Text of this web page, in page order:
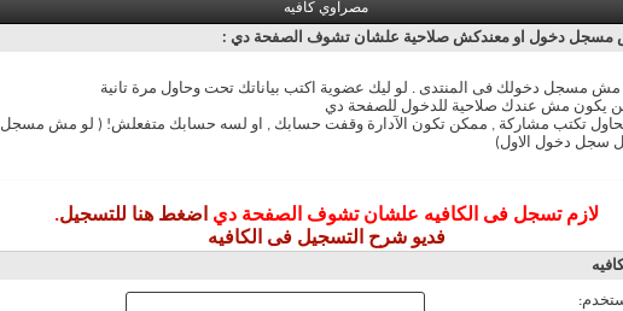
مصراوي كافيه
مسجل دخول او معندكش صلاحية علشان تشوف الصفحة دي :
مش مسجل دخولك فى المنتدى . لو ليك عضوية اكتب بياناتك تحت وحاول مرة تانية
يكون مش عندك صلاحية للدخول للصفحة دي
تكتب مشاركة , ممكن تكون الآدارة وقفت حسابك , او لسه حسابك متفعلش! ( لو مش مسجل
سجل دخول الاول)
لازم تسجل فى الكافيه علشان تشوف الصفحة دي اضغط هنا للتسجيل.
فديو شرح التسجيل فى الكافيه